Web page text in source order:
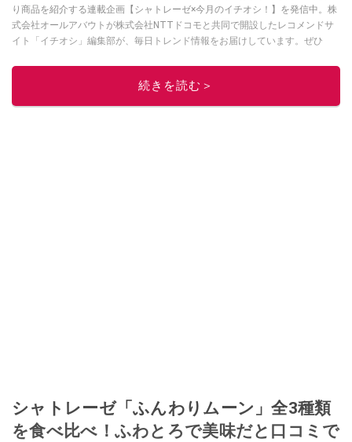
り商品を紹介する連載企画【シャトレーゼ×今月のイチオシ！】を発信中。株
式会社オールアバウトが株式会社NTTドコモと共同で開設したレコメンドサ
イト「イチオシ」編集部が、毎日トレンド情報をお届けしています。ぜひ
このイチオシストの他の記事を読む
続きを読む＞
シャトレーゼ「ふんわりムーン」全3種類
を食べ比べ！ふわとろで美味だと口コミで